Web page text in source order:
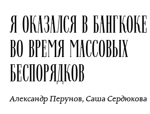
Я ОКАЗАЛСЯ В БАНГКОКЕ
ВО ВРЕМЯ МАССОВЫХ
БЕСПОРЯДКОВ
Александр Перунов, Саша Сердюкова